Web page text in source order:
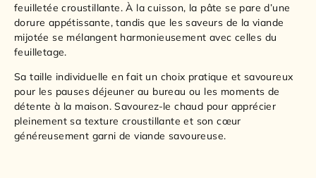
feuilletée croustillante. À la cuisson, la pâte se pare d’une
dorure appétissante, tandis que les saveurs de la viande
mijotée se mélangent harmonieusement avec celles du
feuilletage.
Sa taille individuelle en fait un choix pratique et savoureux
pour les pauses déjeuner au bureau ou les moments de
détente à la maison. Savourez-le chaud pour apprécier
pleinement sa texture croustillante et son cœur
généreusement garni de viande savoureuse.